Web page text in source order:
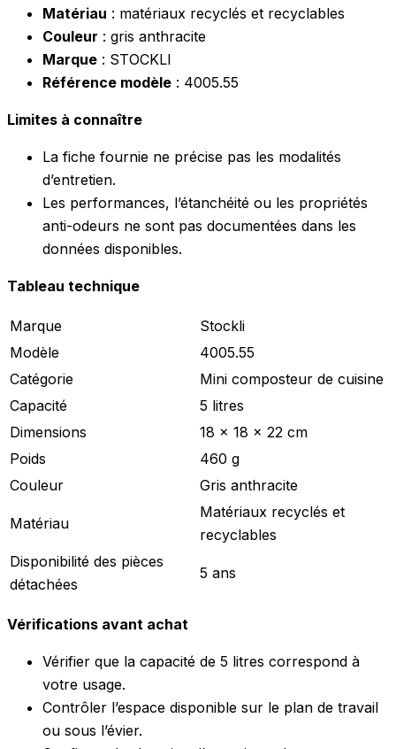
Matériau : matériaux recyclés et recyclables
Couleur : gris anthracite
Marque : STOCKLI
Référence modèle : 4005.55
Limites à connaître
La fiche fournie ne précise pas les modalités
d’entretien.
Les performances, l’étanchéité ou les propriétés
anti-odeurs ne sont pas documentées dans les
données disponibles.
Tableau technique
Marque
Stockli
Modèle
4005.55
Catégorie
Mini composteur de cuisine
Capacité
5 litres
Dimensions
18 x 18 x 22 cm
Poids
460 g
Couleur
Gris anthracite
Matériau
Matériaux recyclés et
recyclables
Disponibilité des pièces
détachées
5 ans
Vérifications avant achat
Vérifier que la capacité de 5 litres correspond à
votre usage.
Contrôler l’espace disponible sur le plan de travail
ou sous l’évier.